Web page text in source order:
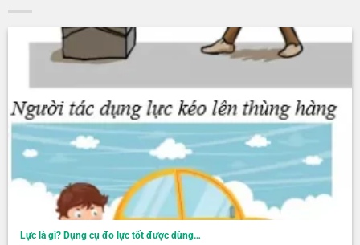
Lực là gì? Dụng cụ đo lực tốt được dùng…